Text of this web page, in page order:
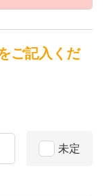
ご記入くだ
未定